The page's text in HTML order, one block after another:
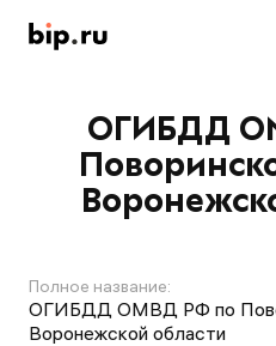
ОГИБДД
Полное название:
ОГИБДД ОМВД РФ по
Воронежской области